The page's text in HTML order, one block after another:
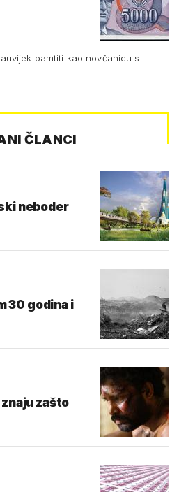
pamtiti kao novčanicu s
ČLANCI
neboder
30 godina i
zašto